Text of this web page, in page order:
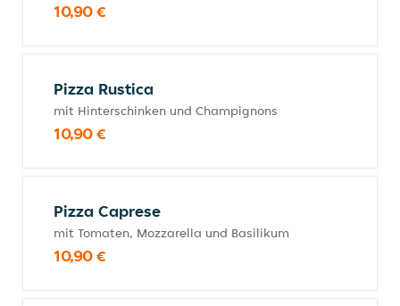
10,90 €
Pizza Rustica
mit Hinterschinken und Champignons
10,90 €
Pizza Caprese
mit Tomaten, Mozzarella und Basilikum
10,90 €